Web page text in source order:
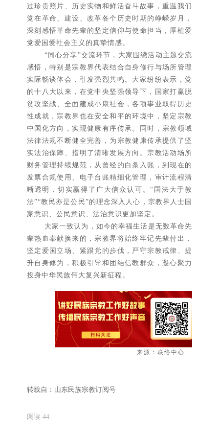
过珍贵照片、历史实物和鲜活奋斗故事，重温我们
党在革命、建设、改革各个历史时期的峥嵘岁月，
深刻感悟革命先辈的坚定信仰与使命担当，厚植爱
党爱国爱社会主义的真挚情感。
“同心分享”交流环节，大家围绕活动主题交流
感悟，特别是宗教界代表结合自身修行与场所管理
实际畅谈体会，引发强烈共鸣。大家纷纷表示，党
的十八大以来，在党中央坚强领导下，国家打赢脱
贫攻坚战、全面建成小康社会，各项事业取得历史
性成就，宗教界也在安全和平的环境中，坚定宗教
中国化方向，实现健康有序传承。同时，宗教领域
法律法规不断健全完善，为宗教健康传承提供了坚
实法治保障、指明了清晰发展方向。宗教活动场所
财务管理持续规范，从曾经的白条入账，到现在的
发票合规使用、电子台账精细化管理，审计流程清
晰透明，切实赢得了广大信众认可。“国法大于教
法”“教民亦是公民”的理念深入人心，宗教界人士国
家意识、公民意识、法治意识更加坚定。
大家一致认为，如今的幸福生活是无数革命先
辈热血奉献换来的，宗教界将始终牢记先辈付出，
坚定爱国立场、紧跟党的步伐，严守宗教戒律、提
升自身修为，积极引导和团结信教群众，凝心聚力
投身中华民族伟大复兴新征程。
来源：联络中心
转载自： 山东民族宗教订阅号
阅读 44